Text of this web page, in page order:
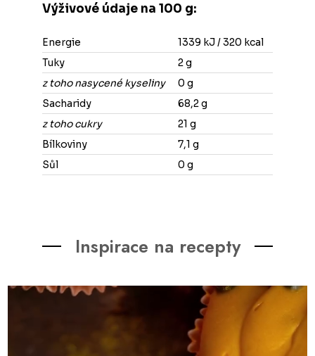
Výživové údaje na 100 g:
Energie
1339 kJ / 320 kcal
Tuky
2 g
z toho nasycené kyseliny
0 g
Sacharidy
68,2 g
z toho cukry
21 g
Bílkoviny
7,1 g
Sůl
0 g
Inspirace na recepty